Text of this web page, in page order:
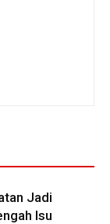
Jadi
Isu